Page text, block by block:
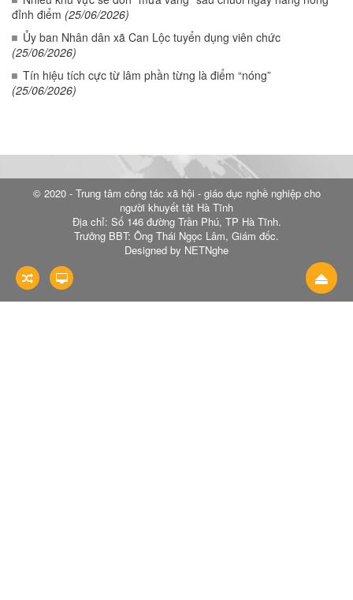
đỉnh điểm (25/06/2026)
Ủy ban Nhân dân xã Can Lộc tuyển dụng viên chức
(25/06/2026)
Tín hiệu tích cực từ lâm phần từng là điểm “nóng”
(25/06/2026)
© 2020 - Trung tâm công tác xã hội - giáo dục nghề nghiệp cho
người khuyết tật Hà Tĩnh
Địa chỉ: Số 146 đường Trần Phú, TP Hà Tĩnh.
Trưởng BBT: Ông Thái Ngọc Lâm, Giám đốc.
Designed by NETNghe